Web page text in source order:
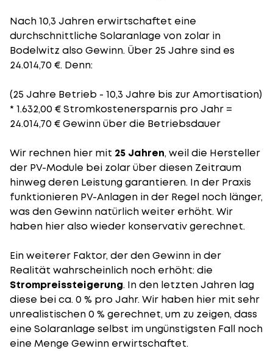
Nach 10,3 Jahren erwirtschaftet eine
durchschnittliche Solaranlage von zolar in
Bodelwitz also Gewinn. Über 25 Jahre sind es
24.014,70 €. Denn:
(25 Jahre Betrieb - 10,3 Jahre bis zur Amortisation)
* 1.632,00 € Stromkostenersparnis pro Jahr =
24.014,70 € Gewinn über die Betriebsdauer
Wir rechnen hier mit 25 Jahren, weil die Hersteller
der PV-Module bei zolar über diesen Zeitraum
hinweg deren Leistung garantieren. In der Praxis
funktionieren PV-Anlagen in der Regel noch länger,
was den Gewinn natürlich weiter erhöht. Wir
haben hier also wieder konservativ gerechnet.
Ein weiterer Faktor, der den Gewinn in der
Realität wahrscheinlich noch erhöht: die
Strompreissteigerung. In den letzten Jahren lag
diese bei ca. 0 % pro Jahr. Wir haben hier mit sehr
unrealistischen 0 % gerechnet, um zu zeigen, dass
eine Solaranlage selbst im ungünstigsten Fall noch
eine Menge Gewinn erwirtschaftet.